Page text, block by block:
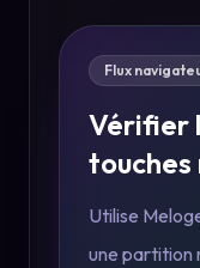
Flux
Vérifier
touches
Utilise
une partition